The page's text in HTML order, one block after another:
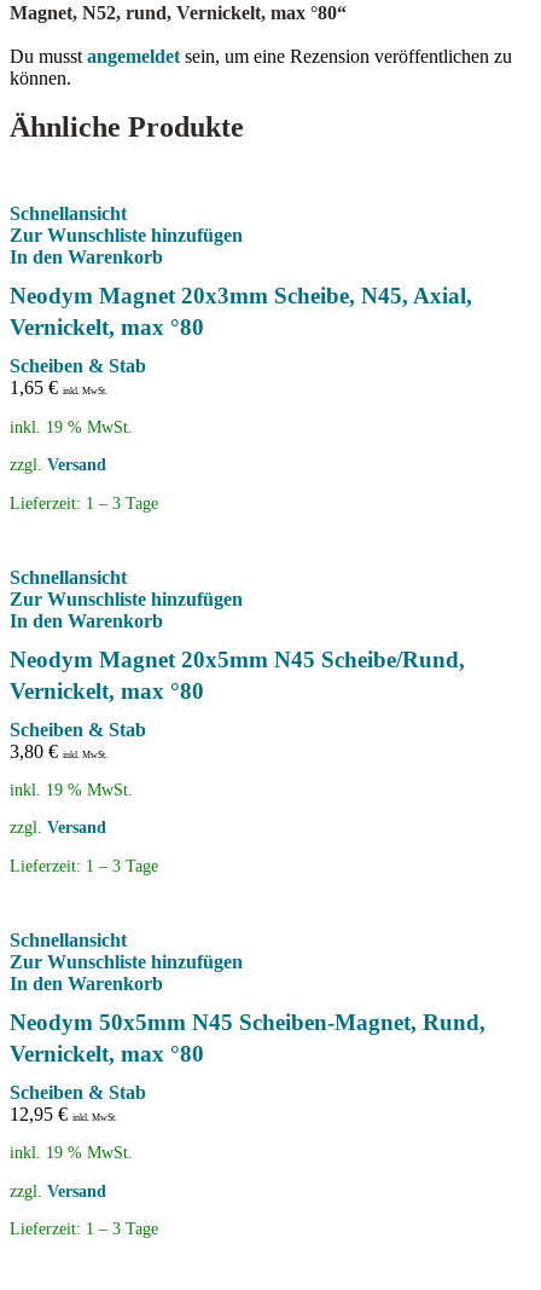
Magnet, N52, rund, Vernickelt, max °80“
Du musst angemeldet sein, um eine Rezension veröffentlichen zu
können.
Ähnliche Produkte
Schnellansicht
Zur Wunschliste hinzufügen
In den Warenkorb
Neodym Magnet 20x3mm Scheibe, N45, Axial,
Vernickelt, max °80
Scheiben & Stab
1,65 € inkl. MwSt.
inkl. 19 % MwSt.
zzgl. Versand
Lieferzeit: 1 – 3 Tage
Schnellansicht
Zur Wunschliste hinzufügen
In den Warenkorb
Neodym Magnet 20x5mm N45 Scheibe/Rund,
Vernickelt, max °80
Scheiben & Stab
3,80 € inkl. MwSt.
inkl. 19 % MwSt.
zzgl. Versand
Lieferzeit: 1 – 3 Tage
Schnellansicht
Zur Wunschliste hinzufügen
In den Warenkorb
Neodym 50x5mm N45 Scheiben-Magnet, Rund,
Vernickelt, max °80
Scheiben & Stab
12,95 € inkl. MwSt.
inkl. 19 % MwSt.
zzgl. Versand
Lieferzeit: 1 – 3 Tage